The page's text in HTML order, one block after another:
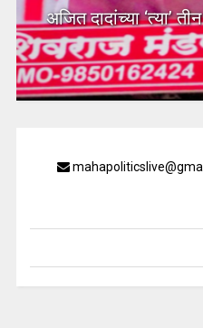
अजित दादांच्या ‘त्या’